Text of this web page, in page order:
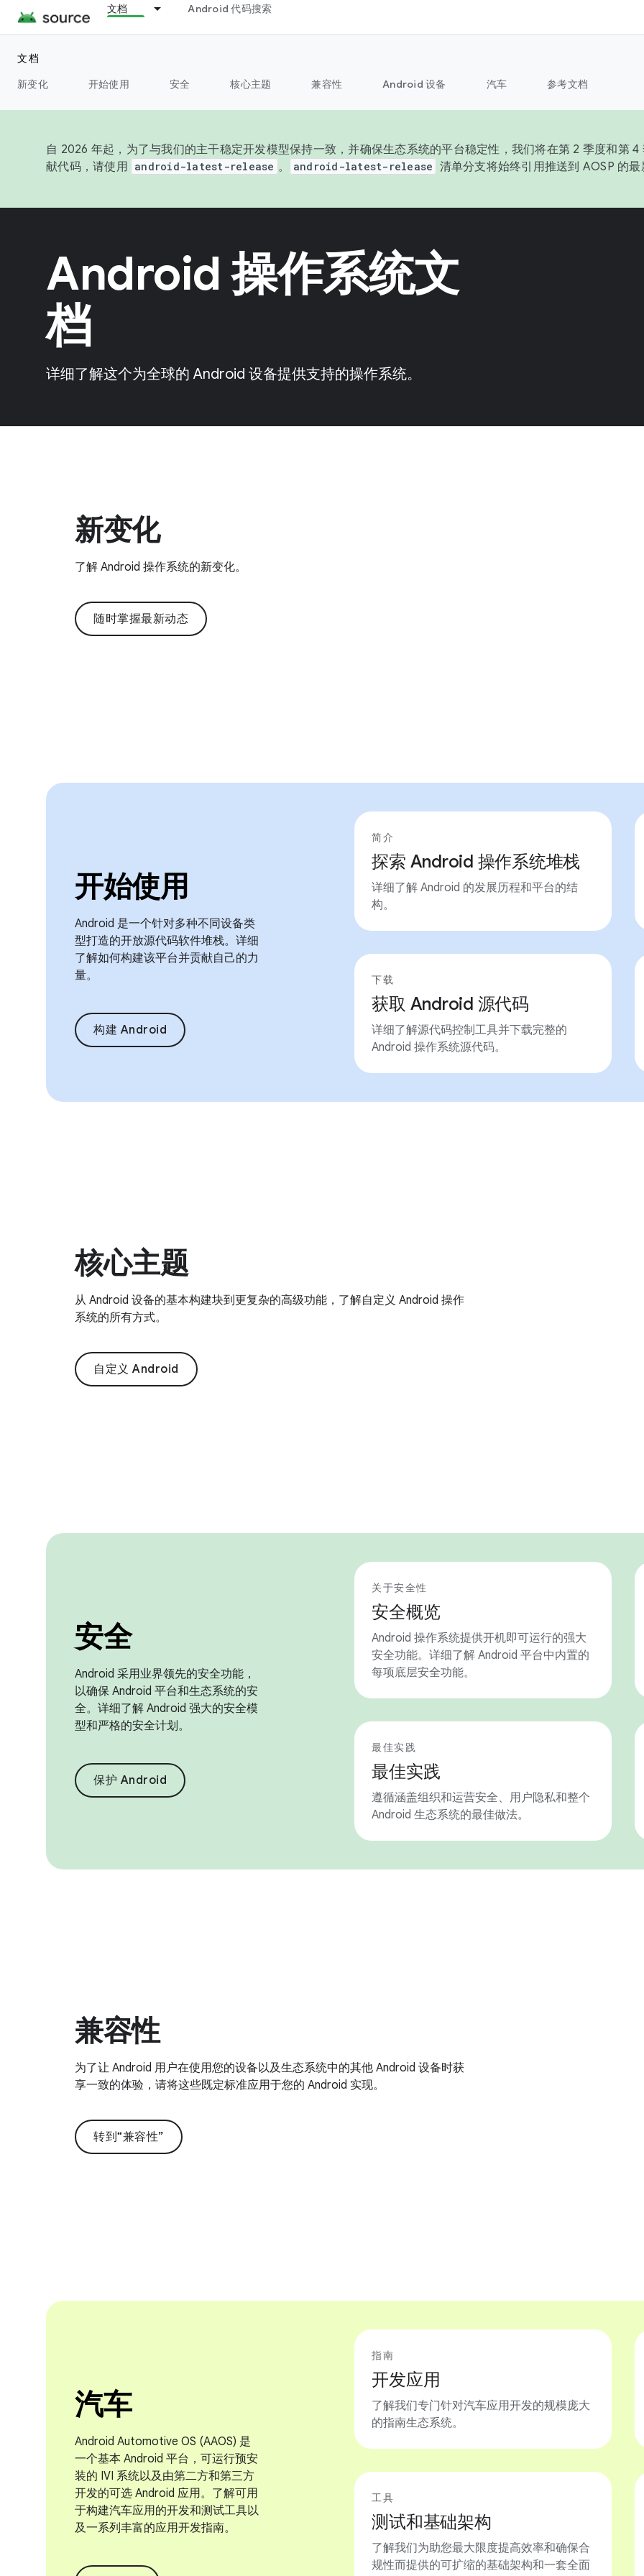
文档 Android 代码搜索
文档
新变化
开始使用 安全 核心主题 兼容性 Android 设备 汽车 参考文档
自 2026 年起，为了与我们的主干稳定开发模型保持一致，并确保生态系统的平台稳定性，我们将在第 2 季度和第
献代码，请使用 android-latest-release 。 android-latest-release 清单分支将始终引用推送到 AOSP 的
Android 操作系统文
档
详细了解这个为全球的 Android 设备提供支持的操作系统。
新变化
了解 Android 操作系统的新变化。
随时掌握最新动态
开始使用
Android 是一个针对多种不同设备类
型打造的开放源代码软件堆栈。详细
了解如何构建该平台并贡献自己的力
量。
构建 Android
简介
探索 Android 操作系统堆栈
详细了解 Android 的发展历程和平台的结
构。
下载
获取 Android 源代码
详细了解源代码控制工具并下载完整的
Android 操作系统源代码。
核心主题
从 Android 设备的基本构建块到更复杂的高级功能，了解自定义 Android 操作
系统的所有方式。
自定义 Android
安全
Android 采用业界领先的安全功能，
以确保 Android 平台和生态系统的安
全。详细了解 Android 强大的安全模
型和严格的安全计划。
保护 Android
关于安全性
安全概览
Android 操作系统提供开机即可运行的强大
安全功能。详细了解 Android 平台中内置的
每项底层安全功能。
最佳实践
最佳实践
遵循涵盖组织和运营安全、用户隐私和整个
Android 生态系统的最佳做法。
兼容性
为了让 Android 用户在使用您的设备以及生态系统中的其他 Android 设备时获
享一致的体验，请将这些既定标准应用于您的 Android 实现。
转到“兼容性”
汽车
Android Automotive OS (AAOS) 是
一个基本 Android 平台，可运行预安
装的 IVI 系统以及由第二方和第三方
开发的可选 Android 应用。了解可用
于构建汽车应用的开发和测试工具以
及一系列丰富的应用开发指南。
指南
开发应用
了解我们专门针对汽车应用开发的规模庞大
的指南生态系统。
工具
测试和基础架构
了解我们为助您最大限度提高效率和确保合
规性而提供的可扩缩的基础架构和一套全面